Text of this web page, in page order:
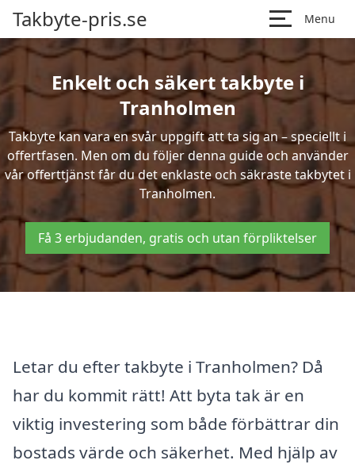
Takbyte-pris.se Menu
Enkelt och säkert takbyte i
Tranholmen
Takbyte kan vara en svår uppgift att ta sig an – speciellt i
offertfasen. Men om du följer denna guide och använder
vår offerttjänst får du det enklaste och säkraste takbytet i
Tranholmen.
Få 3 erbjudanden, gratis och utan förpliktelser
Letar du efter takbyte i Tranholmen? Då
har du kommit rätt! Att byta tak är en
viktig investering som både förbättrar din
bostads värde och säkerhet. Med hjälp av